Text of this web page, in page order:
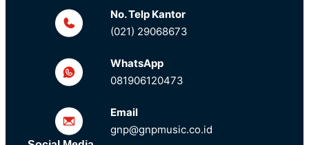
No. Telp Kantor
(021) 29068673
WhatsApp
081906120473
Email
gnp@gnpmusic.co.id